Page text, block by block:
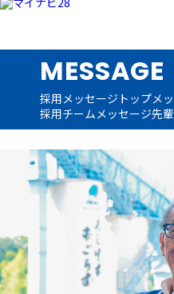
MESSAGE
採用メッセージ トップメ
採用チームメッセージ先